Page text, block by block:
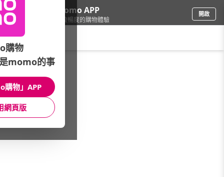
下載momo APP
給你3倍流暢度的購物體驗
開啟
車/汽車百貨/清潔品牌總覽
館長推薦 月銷量
購物
momo的事
購物」APP
網頁版